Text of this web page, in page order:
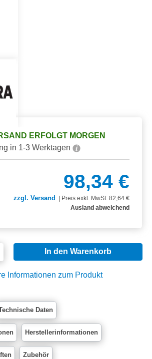
ERFOLGT MORGEN
in 1-3 Werktagen
98,34 €
zzgl. Versand
Preis exkl. MwSt: 82,64 €
Ausland abweichend
Gib den gewünschten
In den Warenkorb
Informationen zum Produkt
Daten
Herstellerinformationen
Zubehör